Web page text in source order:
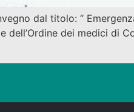
dal titolo: “
dell’Ordine dei medici di